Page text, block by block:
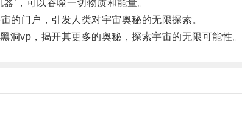
，可以吞噬一切物质和能量。
门户，引发人类对宇宙奥秘的无限探索。
vp，揭开其更多的奥秘，探索宇宙的无限可能性。